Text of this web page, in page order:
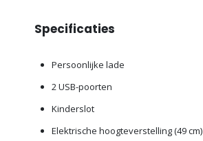
Specificaties
Persoonlijke lade
2 USB-poorten
Kinderslot
Elektrische hoogteverstelling (49 cm)